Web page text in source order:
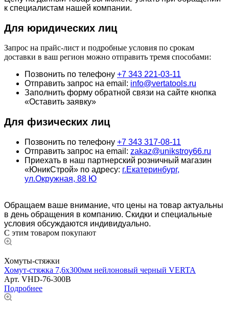
к специалистам нашей компании.
Для юридических лиц
Запрос на прайс-лист и подробные условия по срокам
доставки в ваш регион можно отправить тремя способами:
Позвонить по телефону +7 343 221-03-11
Отправить запрос на email: info@vertatools.ru
Заполнить форму обратной связи на сайте кнопка
«Оставить заявку»
Для физических лиц
Позвонить по телефону +7 343 317-08-11
Отправить запрос на email: zakaz@unikstroy66.ru
Приехать в наш партнерский розничный магазин
«ЮникСтрой» по адресу: г.Екатеринбург,
ул.Окружная, 88 Ю
Обращаем ваше внимание, что цены на товар актуальны
в день обращения в компанию. Скидки и специальные
условия обсуждаются индивидуально.
С этим товаром покупают
Хомуты-стяжки
Хомут-стяжка 7,6х300мм нейлоновый черный VERTA
Арт. VHD-76-300B
Подробнее